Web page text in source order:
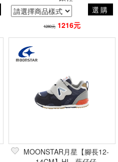
選購
1280元 1216元
MOONSTAR月星【腳長12-